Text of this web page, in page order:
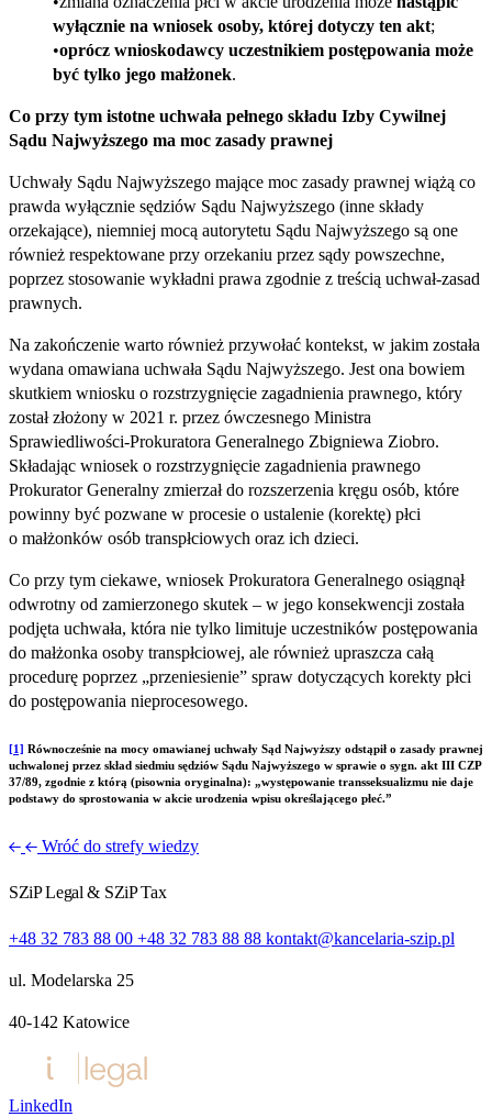
wyłącznie na wniosek osoby, której dotyczy ten akt;
oprócz wnioskodawcy uczestnikiem postępowania może
być tylko jego małżonek.
Co przy tym istotne uchwała pełnego składu Izby Cywilnej
Sądu Najwyższego ma moc zasady prawnej
Uchwały Sądu Najwyższego mające moc zasady prawnej wiążą co
prawda wyłącznie sędziów Sądu Najwyższego (inne składy
orzekające), niemniej mocą autorytetu Sądu Najwyższego są one
również respektowane przy orzekaniu przez sądy powszechne,
poprzez stosowanie wykładni prawa zgodnie z treścią uchwał‑zasad
prawnych.
Na zakończenie warto również przywołać kontekst, w jakim została
wydana omawiana uchwała Sądu Najwyższego. Jest ona bowiem
skutkiem wniosku o rozstrzygnięcie zagadnienia prawnego, który
został złożony w 2021 r. przez ówczesnego Ministra
Sprawiedliwości‑Prokuratora Generalnego Zbigniewa Ziobro.
Składając wniosek o rozstrzygnięcie zagadnienia prawnego
Prokurator Generalny zmierzał do rozszerzenia kręgu osób, które
powinny być pozwane w procesie o ustalenie (korektę) płci
o małżonków osób transpłciowych oraz ich dzieci.
Co przy tym ciekawe, wniosek Prokuratora Generalnego osiągnął
odwrotny od zamierzonego skutek – w jego konsekwencji została
podjęta uchwała, która nie tylko limituje uczestników postępowania
do małżonka osoby transpłciowej, ale również upraszcza całą
procedurę poprzez „przeniesienie” spraw dotyczących korekty płci
do postępowania nieprocesowego.
[1] Równocześnie na mocy omawianej uchwały Sąd Najwyższy odstąpił o zasady prawnej
uchwalonej przez skład siedmiu sędziów Sądu Najwyższego w sprawie o sygn. akt III CZP
37/89, zgodnie z którą (pisownia oryginalna): „występowanie transseksualizmu nie daje
podstawy do sprostowania w akcie urodzenia wpisu określającego płeć.”
Wróć do strefy wiedzy
SZiP Legal & SZiP Tax
+48 32 783 88 00 +48 32 783 88 88 kontakt@kancelaria-szip.pl
ul. Modelarska 25
40‑142 Katowice
LinkedIn